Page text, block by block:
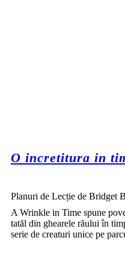
O incretitura in
Planuri de Lecție de Bridget
A Wrinkle in Time spune
tatăl din ghearele răului în
serie de creaturi unice pe